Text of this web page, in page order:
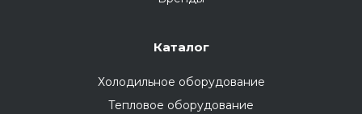
Каталог
Холодильное оборудование
Тепловое оборудование